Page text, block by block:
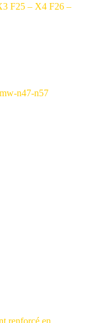
F25 – X4 F26 –
renforcé en